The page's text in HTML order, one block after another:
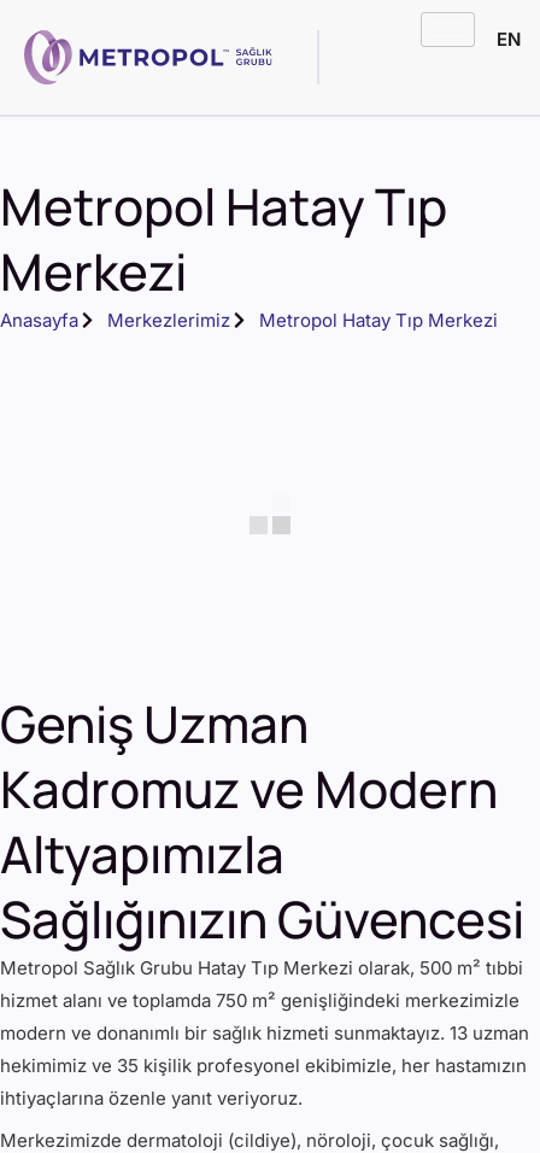
EN
Metropol Hatay Tıp
Merkezi
Anasayfa Merkezlerimiz Metropol Hatay Tıp Merkezi
Geniş Uzman
Kadromuz ve Modern
Altyapımızla
Sağlığınızın Güvencesi
Metropol Sağlık Grubu Hatay Tıp Merkezi olarak, 500 m² tıbbi
hizmet alanı ve toplamda 750 m² genişliğindeki merkezimizle
modern ve donanımlı bir sağlık hizmeti sunmaktayız. 13 uzman
hekimimiz ve 35 kişilik profesyonel ekibimizle, her hastamızın
ihtiyaçlarına özenle yanıt veriyoruz.
Merkezimizde dermatoloji (cildiye), nöroloji, çocuk sağlığı,